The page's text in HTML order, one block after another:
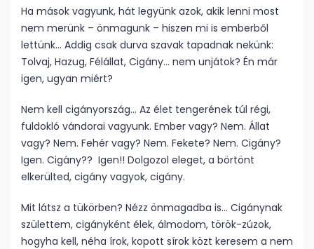
Ha mások vagyunk, hát legyünk azok, akik lenni most
nem merünk – önmagunk – hiszen mi is emberből
lettünk… Addig csak durva szavak tapadnak nekünk:
Tolvaj, Hazug, Félállat, Cigány… nem unjátok? Én már
igen, ugyan miért?
Nem kell cigányország… Az élet tengerének túl régi,
fuldokló vándorai vagyunk. Ember vagy? Nem. Állat
vagy? Nem. Fehér vagy? Nem. Fekete? Nem. Cigány?
Igen. Cigány?? Igen!! Dolgozol eleget, a börtönt
elkerülted, cigány vagyok, cigány.
Mit látsz a tükörben? Nézz önmagadba is… Cigánynak
születtem, cigányként élek, álmodom, török-zúzok,
hogyha kell, néha írok, kopott sírok közt keresem a nem